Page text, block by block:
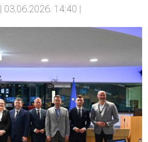
| 03.06.2026. 14:40 |